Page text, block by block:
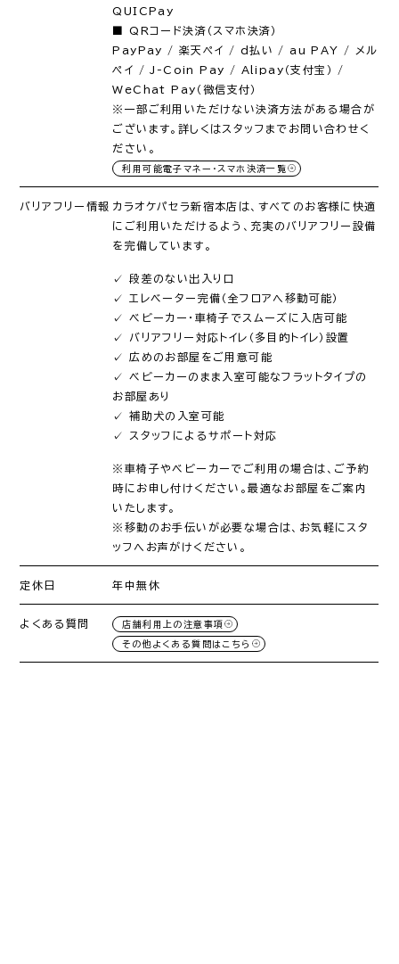
QUICPay
■ QRコード決済（スマホ決済）
PayPay / 楽天ペイ / d払い / au PAY / メル
ペイ / J-Coin Pay / Alipay（支付宝） /
WeChat Pay（微信支付）
※一部ご利用いただけない決済方法がある場合が
ございます。詳しくはスタッフまでお問い合わせく
ださい。
利用可能電子マネー・スマホ決済一覧
バリアフリー情報 カラオケパセラ新宿本店は、すべてのお客様に快適
にご利用いただけるよう、充実のバリアフリー設備
を完備しています。
✓ 段差のない出入り口
✓ エレベーター完備（全フロアへ移動可能）
✓ ベビーカー・車椅子でスムーズに入店可能
✓ バリアフリー対応トイレ（多目的トイレ）設置
✓ 広めのお部屋をご用意可能
✓ ベビーカーのまま入室可能なフラットタイプの
お部屋あり
✓ 補助犬の入室可能
✓ スタッフによるサポート対応
※車椅子やベビーカーでご利用の場合は、ご予約
時にお申し付けください。最適なお部屋をご案内
いたします。
※移動のお手伝いが必要な場合は、お気軽にスタ
ッフへお声がけください。
定休日 年中無休
よくある質問 店舗利用上の注意事項
その他よくある質問はこちら